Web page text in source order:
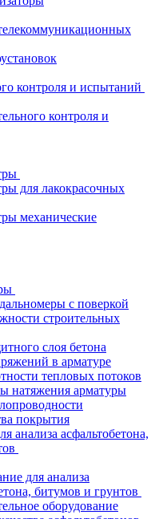
контроля и испытаний
контроля и
для лакокрасочных
механические
с поверкой
строительных
слоя бетона
в арматуре
тепловых потоков
натяжения арматуры
покрытия
анализа асфальтобетона,
для анализа
битумов и грунтов
оборудование